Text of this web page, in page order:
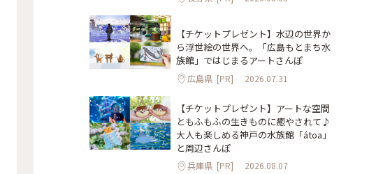
【チケットプレゼント】水辺の世界か
ら浮世絵の世界へ。「広島もとまち水
族館」ではじまるアートさんぽ
広島県 [PR] 2026.07.31
【チケットプレゼント】アートな空間
ともふもふの生きものに癒やされて♪
大人も楽しめる神戸の水族館「átoa」
と周辺さんぽ
兵庫県 [PR] 2026.08.07